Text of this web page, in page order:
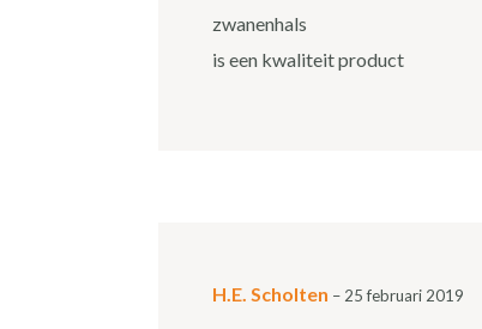
zwanenhals
is een kwaliteit product
H.E. Scholten – 25 februari 2019